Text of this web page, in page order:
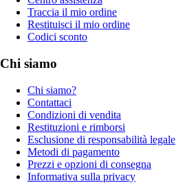
Traccia il mio ordine
Restituisci il mio ordine
Codici sconto
Chi siamo
Chi siamo?
Contattaci
Condizioni di vendita
Restituzioni e rimborsi
Esclusione di responsabilità legale
Metodi di pagamento
Prezzi e opzioni di consegna
Informativa sulla privacy